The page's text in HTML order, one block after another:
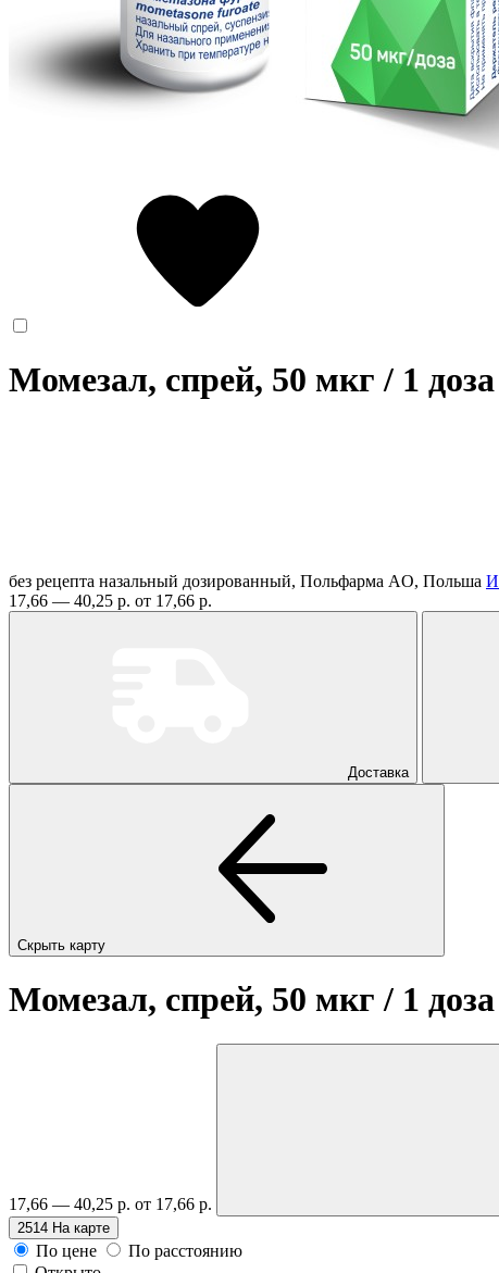
Момезал, спрей, 50 мкг / 1 доза
без рецепта назальный дозированный, Польфарма AO, Польша
17,66 — 40,25 р. от 17,66 р.
Доставка
Скрыть карту
Момезал, спрей, 50 мкг / 1 доза
17,66 — 40,25 р. от 17,66 р.
2514 На карте
По цене
По расстоянию